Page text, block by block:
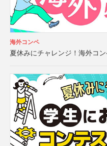
海外コンペ
夏休みにチャレンジ！海外コ